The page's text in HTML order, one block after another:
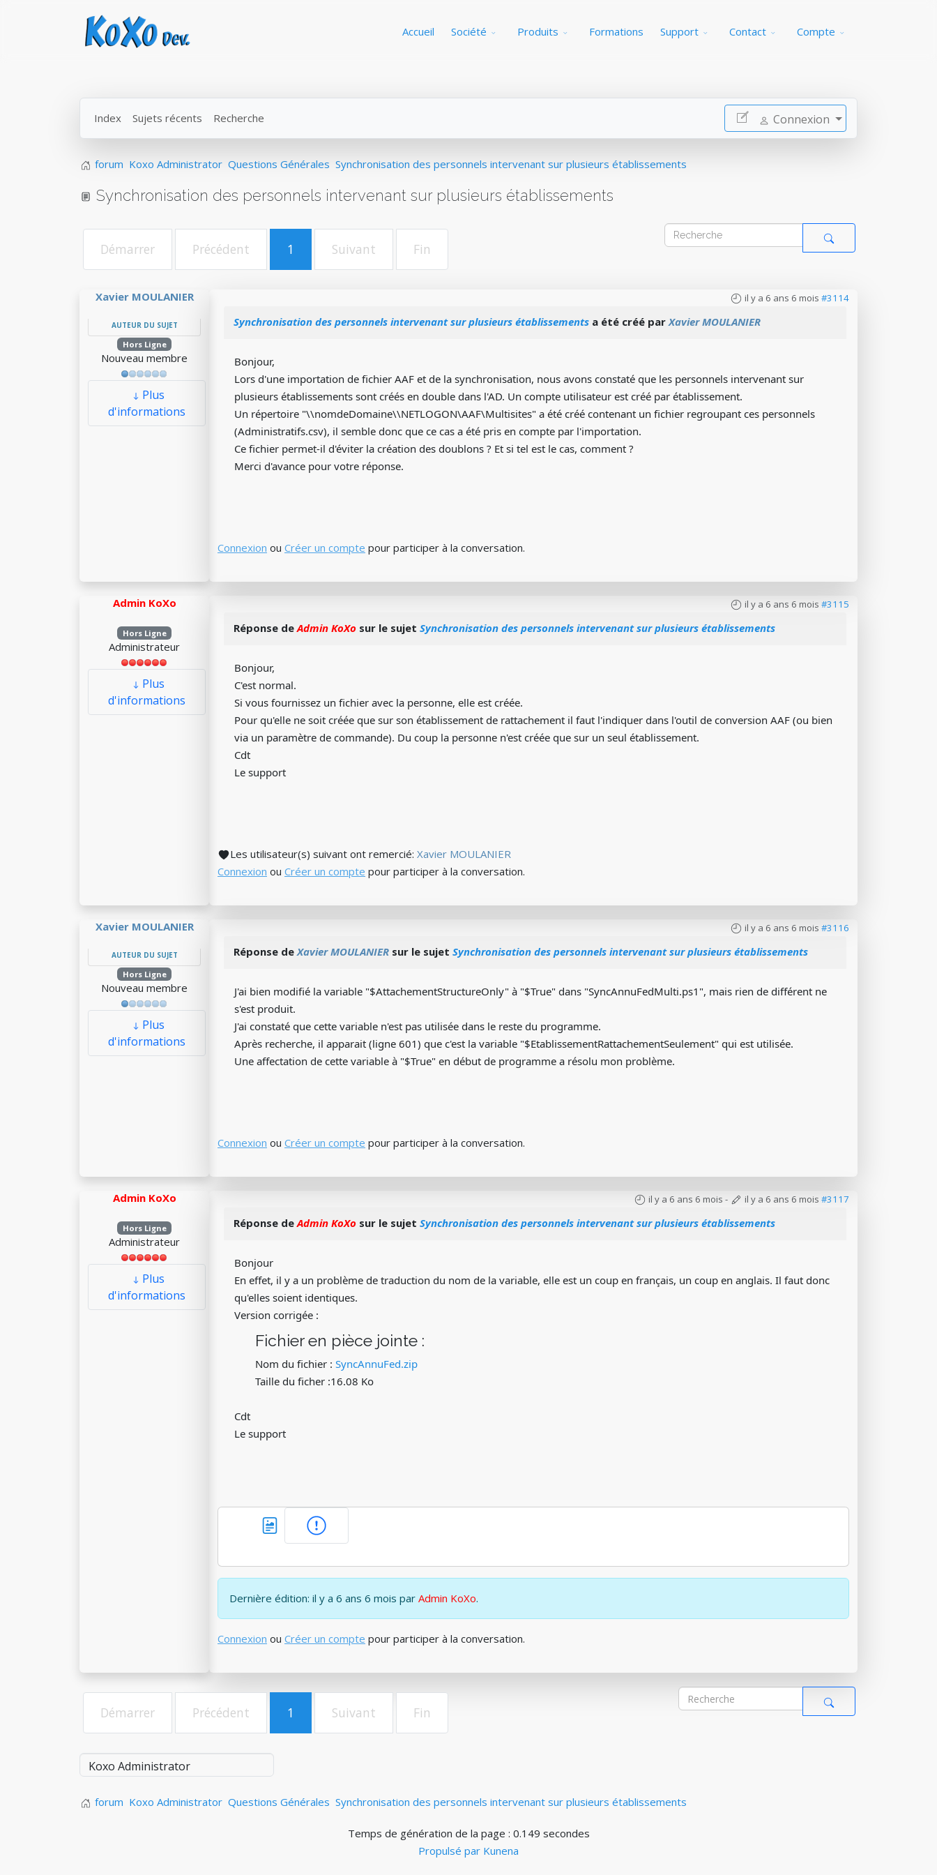
Accueil Société Produits Formations Support Contact Compte
Index Sujets récents Recherche Connexion
forum Koxo Administrator Questions Générales Synchronisation des personnels intervenant sur plusieurs établissements
Synchronisation des personnels intervenant sur plusieurs établissements
Démarrer Précédent 1 Suivant Fin
Xavier MOULANIER
AUTEUR DU SUJET
Hors Ligne
Nouveau membre
Plus
d'informations
il y a 6 ans 6 mois #3114
Synchronisation des personnels intervenant sur plusieurs établissements a été créé parXavier MOULANIER
Bonjour,
Lors d'une importation de fichier AAF et de la synchronisation, nous avons constaté que les personnels intervenant sur
plusieurs établissements sont créés en double dans l'AD. Un compte utilisateur est créé par établissement.
Un répertoire "\\nomdeDomaine\\NETLOGON\AAF\Multisites" a été créé contenant un fichier regroupant ces personnels
(Administratifs.csv), il semble donc que ce cas a été pris en compte par l'importation.
Ce fichier permet-il d'éviter la création des doublons ? Et si tel est le cas, comment ?
Merci d'avance pour votre réponse.
Connexion ou Créer un compte pour participer à la conversation.
Admin KoXo
Hors Ligne
Administrateur
Plus
d'informations
il y a 6 ans 6 mois #3115
Réponse deAdmin KoXo sur le sujet Synchronisation des personnels intervenant sur plusieurs établissements
Bonjour,
C'est normal.
Si vous fournissez un fichier avec la personne, elle est créée.
Pour qu'elle ne soit créée que sur son établissement de rattachement il faut l'indiquer dans l'outil de conversion AAF (ou bien
via un paramètre de commande). Du coup la personne n'est créée que sur un seul établissement.
Cdt
Le support
Les utilisateur(s) suivant ont remercié: Xavier MOULANIER
Connexion ou Créer un compte pour participer à la conversation.
Xavier MOULANIER
AUTEUR DU SUJET
Hors Ligne
Nouveau membre
Plus
d'informations
il y a 6 ans 6 mois #3116
Réponse deXavier MOULANIER sur le sujet Synchronisation des personnels intervenant sur plusieurs établissements
J'ai bien modifié la variable "$AttachementStructureOnly" à "$True" dans "SyncAnnuFedMulti.ps1", mais rien de différent ne
s'est produit.
J'ai constaté que cette variable n'est pas utilisée dans le reste du programme.
Après recherche, il apparait (ligne 601) que c'est la variable "$EtablissementRattachementSeulement" qui est utilisée.
Une affectation de cette variable à "$True" en début de programme a résolu mon problème.
Connexion ou Créer un compte pour participer à la conversation.
Admin KoXo
Hors Ligne
Administrateur
Plus
d'informations
il y a 6 ans 6 mois - il y a 6 ans 6 mois #3117
Réponse deAdmin KoXo sur le sujet Synchronisation des personnels intervenant sur plusieurs établissements
Bonjour
En effet, il y a un problème de traduction du nom de la variable, elle est un coup en français, un coup en anglais. Il faut donc
qu'elles soient identiques.
Version corrigée :
Fichier en pièce jointe :
Nom du fichier : SyncAnnuFed.zip
Taille du ficher :16.08 Ko
Cdt
Le support
Dernière édition: il y a 6 ans 6 mois par Admin KoXo.
Connexion ou Créer un compte pour participer à la conversation.
Démarrer Précédent 1 Suivant Fin
forum Koxo Administrator Questions Générales Synchronisation des personnels intervenant sur plusieurs établissements
Temps de génération de la page : 0.149 secondes
Propulsé par Kunena